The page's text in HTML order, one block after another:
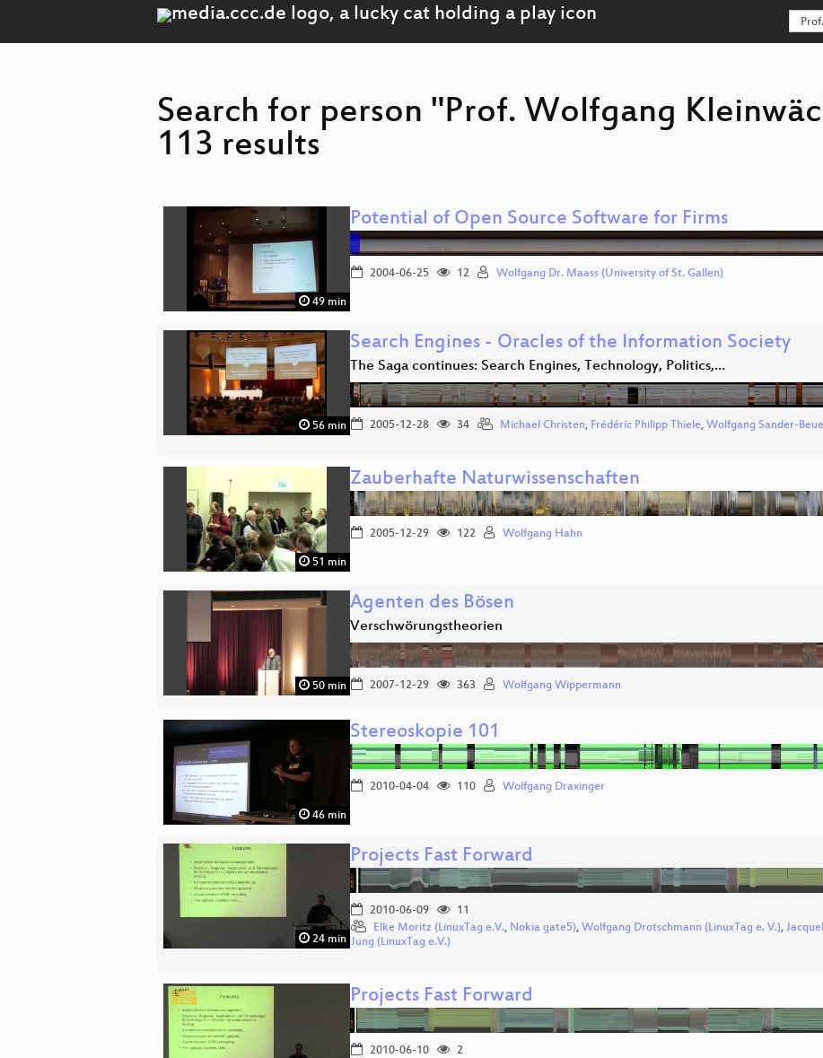
Search for person "Prof. Wolfgang
113 results
49 min
Potential of Open Source Software for Firms
2004-06-25 12 Wolfgang Dr. Maass (University of St. Gallen)
56 min
Search Engines - Oracles of the Information Society
The Saga continues: Search Engines, Technology, Politics,…
2005-12-28 34 Michael Christen, Frédéric Philipp Thiele, Wolfgang Sander-
51 min
Zauberhafte Naturwissenschaften
2005-12-29 122 Wolfgang Hahn
50 min
Agenten des Bösen
Verschwörungstheorien
2007-12-29 363 Wolfgang Wippermann
46 min
Stereoskopie 101
2010-04-04 110 Wolfgang Draxinger
24 min
Projects Fast Forward
2010-06-09
11
Elke Moritz (LinuxTag e.V., Nokia gate5), Wolfgang Drotschmann (LinuxTag e. V.),
Jung (LinuxTag e.V.)
Projects Fast Forward
2010-06-10
2